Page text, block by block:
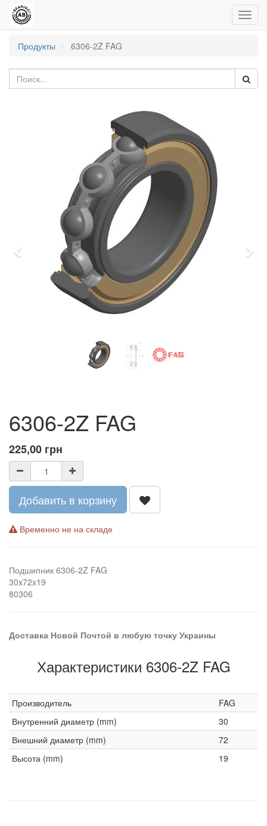
Продукты
6306-2Z FAG
Previous
6306-2Z FAG
225,00 грн
Добавить в корзину
Временно не на складе
Подшипник 6306-2Z FAG
30x72x19
80306
Доставка Новой Почтой в любую точку Украины
Характеристики 6306-2Z FAG
Производитель
FAG
Внутренний диаметр (mm)
30
Внешний диаметр (mm)
72
Высота (mm)
19